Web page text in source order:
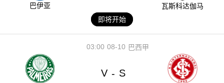
巴伊亚
瓦斯科达伽马
即将开始
08-10
03:00 巴西甲
V - S